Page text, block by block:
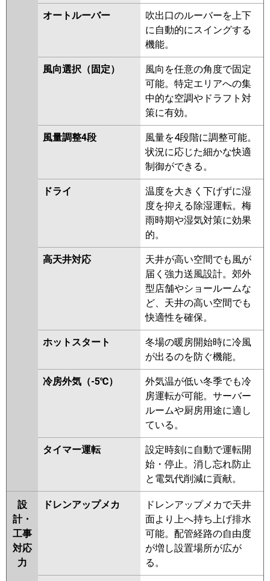
PCZ-ERMP56KLV PCZ-
ERMP56KLR PCZ-ERMP56KR
RPC-GP56RSH8
RPC-GP56RSH6 RPC-GP56RSH5
RPC-GP56RSH4
RPC-GP56RSH3
RPC-GP56RSH2
FDEV565HA5SA FDEV565H5SA
FDEV565H5S
PA-P56T7KNBX PA-P56T7HNBX
PA-P56T7KB PA-P56T7KNB
P56T7HNB PA-P56T7HB PA-
PA-P56T7KN PA-
PA-P56T7HN PA-
PA-P56T6KNB
P56T6CB PA-P56T6CNB PA-
P56T6HNB PA-P56T6HB PA-
PA-P56T6KN1 PA-
PA-P56T6HN1
オートルーバー
吹出口のルーバーを上下
に自動的にスイングする
機能。
風向選択（固定）
風向を任意の角度で固定
可能。特定エリアへの集
中的な空調やドラフト対
策に有効。
風量調整4段
風量を4段階に調整可能。
状況に応じた細かな快適
制御ができる。
ドライ
温度を大きく下げずに湿
度を抑える除湿運転。梅
雨時期や湿気対策に効果
的。
高天井対応
天井が高い空間でも風が
届く強力送風設計。郊外
型店舗やショールームな
ど、天井の高い空間でも
快適性を確保。
ホットスタート
冬場の暖房開始時に冷風
が出るのを防ぐ機能。
冷房外気（-5℃）
外気温が低い冬季でも冷
房運転が可能。サーバー
ルームや厨房用途に適し
ている。
タイマー運転
設定時刻に自動で運転開
始・停止。消し忘れ防止
と電気代削減に貢献。
設
計・
工事
対応
力
ドレンアップメカ
ドレンアップメカで天井
面より上へ持ち上げ排水
可能。配管経路の自由度
が増し設置場所が広が
る。